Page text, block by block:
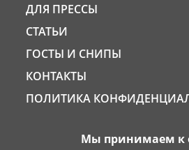
ДЛЯ ПРЕССЫ
СТАТЬИ
ГОСТЫ И СНИПЫ
КОНТАКТЫ
ПОЛИТИКА
Мы принимаем к